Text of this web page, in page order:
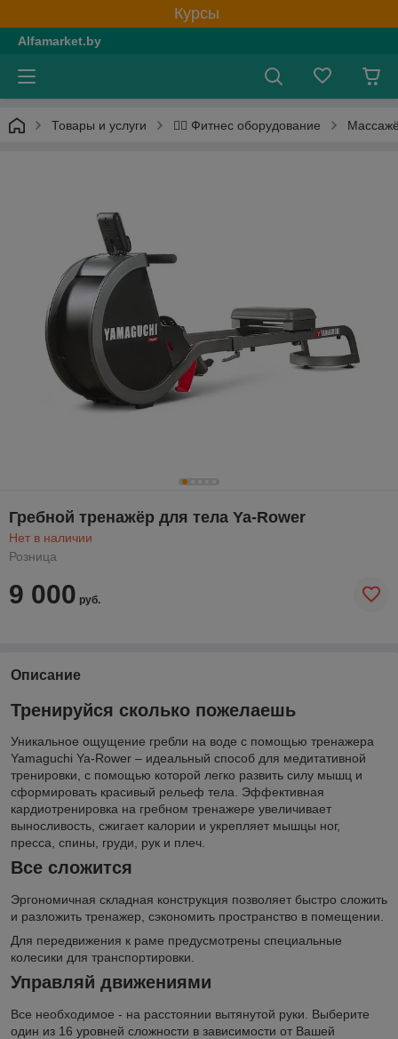
Курсы
Alfamarket.by
Товары и услуги 🏋️‍♂️ Фитнес оборудование
Гребной тренажёр для тела Ya-Rower
Нет в наличии
Розница
9 000 руб.
Описание
Тренируйся сколько пожелаешь
Уникальное ощущение гребли на воде с помощью тренажера
Yamaguchi Ya-Rower – идеальный способ для медитативной
тренировки, с помощью которой легко развить силу мышц и
сформировать красивый рельеф тела. Эффективная
кардиотренировка на гребном тренажере увеличивает
выносливость, сжигает калории и укрепляет мышцы ног,
пресса, спины, груди, рук и плеч.
Все сложится
Эргономичная складная конструкция позволяет быстро сложить
и разложить тренажер, сэкономить пространство в помещении.
Для передвижения к раме предусмотрены специальные
колесики для транспортировки.
Управляй движениями
Все необходимое - на расстоянии вытянутой руки. Выберите
один из 16 уровней сложности в зависимости от Вашей